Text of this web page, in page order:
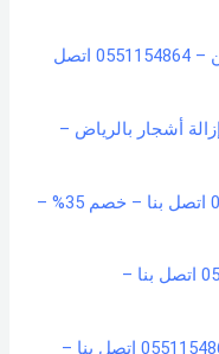
شركة مكافحة النمل الابيض بحفر الباطن – 0551154864 اتصل
أشجار بالرياض –
شركة تنظيف كنب بحائل – 0551154864 اتصل بنا – خصم 35% –
شركة تنظيف سجاد بحائل – 0551154864 اتصل بنا –
دينا نقل عفش بحائل – خصم 35 % – 0551154864 اتصل بنا –